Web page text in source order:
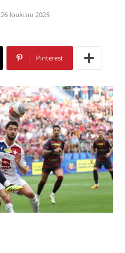
26 Ιουλίου 2025
Pinterest